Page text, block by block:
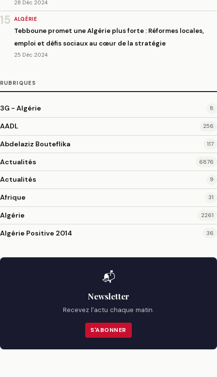
28 Déc 2024
15 ALGÉRIE
Tebboune promet une Algérie plus forte : Réformes locales,
emploi et défis sociaux au cœur de la stratégie
25 Déc 2024
RUBRIQUES
3G - Algérie 8
AADL 256
Abdelaziz Bouteflika 117
Actualités 6876
Actualités 9
Afrique 31
Algérie 2261
Algérie Positive 2014 36
📬
Newsletter
Recevez l'actu chaque matin.
S'ABONNER